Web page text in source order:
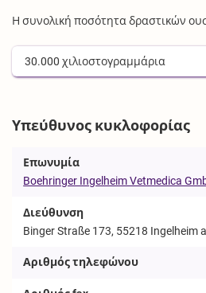
Η συνολική ποσότητα δραστικών
30.000 χιλιοστογραμμάρια
Υπεύθυνος κυκλοφορίας
Επωνυμία
Boehringer Ingelheim Vetmedica
Διεύθυνση
Binger Straße 173, 55218 Ingelheim
Αριθμός τηλεφώνου